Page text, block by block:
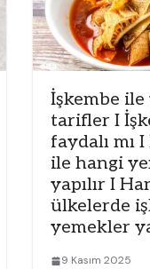
İşkembe ile
tarifler I
faydalı mı
ile hangi
yapılır I
ülkelerde
yemekler
9 Kasım 2025